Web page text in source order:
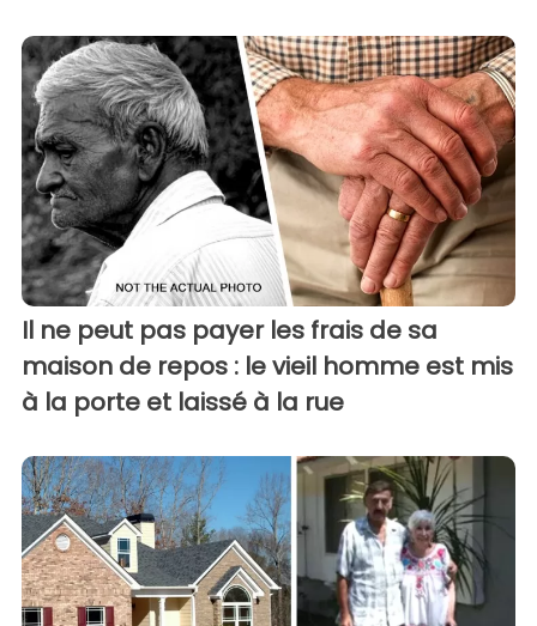
Il ne peut pas payer les frais de sa
maison de repos : le vieil homme est mis
à la porte et laissé à la rue